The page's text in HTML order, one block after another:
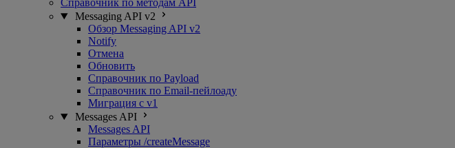
Справочник по методам API
Messaging API v2
Обзор Messaging API v2
Notify
Отмена
Обновить
Справочник по Payload
Справочник по Email-пейлоаду
Миграция с v1
Messages API
Messages API
Параметры /createMessage